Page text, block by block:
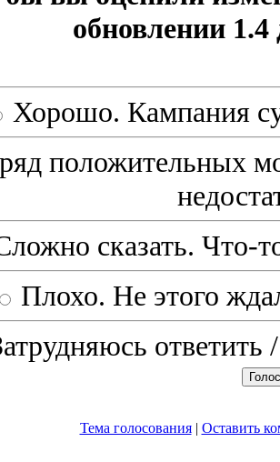
обновлении
Хорошо. Кампания
положительных
сказать. Что-
Плохо. Не этого
Тема голосования| Оставить